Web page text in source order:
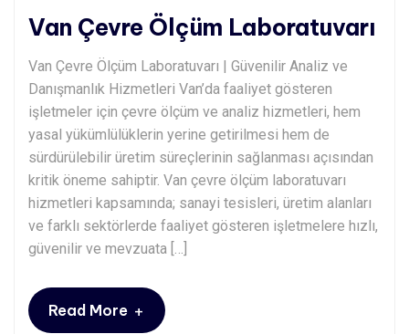
Van Çevre Ölçüm Laboratuvarı
Van Çevre Ölçüm Laboratuvarı | Güvenilir Analiz ve
Danışmanlık Hizmetleri Van’da faaliyet gösteren
işletmeler için çevre ölçüm ve analiz hizmetleri, hem
yasal yükümlülüklerin yerine getirilmesi hem de
sürdürülebilir üretim süreçlerinin sağlanması açısından
kritik öneme sahiptir. Van çevre ölçüm laboratuvarı
hizmetleri kapsamında; sanayi tesisleri, üretim alanları
ve farklı sektörlerde faaliyet gösteren işletmelere hızlı,
güvenilir ve mevzuata […]
Read More +